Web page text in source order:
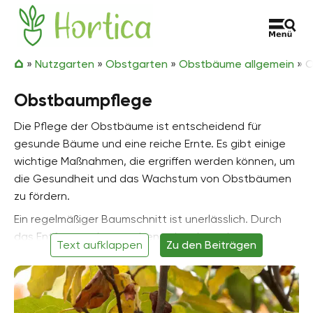
Zum Inhalt springen
Hortica
» Nutzgarten » Obstgarten » Obstbäume allgemein »
Obstbaumpflege
Die Pflege der Obstbäume ist entscheidend für
gesunde Bäume und eine reiche Ernte. Es gibt einige
wichtige Maßnahmen, die ergriffen werden können, um
die Gesundheit und das Wachstum von Obstbäumen
zu fördern.
Ein regelmäßiger Baumschnitt ist unerlässlich. Durch
das Entfernen abgestorbener, kranker oder
überlappender Äste wird die Luftzirkulation verbessert
und das Krankheitsrisiko minimiert. Der Baumschnitt
sollte im Spätwinter oder im zeitigen Frühjahr
durchgeführt werden, wenn die Bäume inaktiv sind.
Text aufklappen Zu den Beiträgen